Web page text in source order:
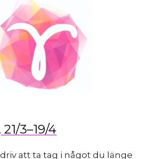
3–19/4
att ta tag i något du länge